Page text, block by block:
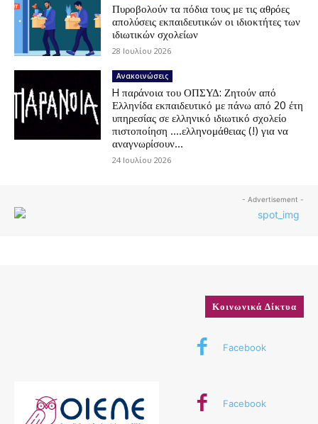
Πυροβολούν τα πόδια τους με τις αθρόες
απολύσεις εκπαιδευτικών οι ιδιοκτήτες των
ιδιωτικών σχολείων
28 Ιουλίου 2026
Ανακοινώσεις
H παράνοια του ΟΠΣΥΔ: Ζητούν από
Ελληνίδα εκπαιδευτικό με πάνω από 20 έτη
υπηρεσίας σε ελληνικό ιδιωτικό σχολείο
πιστοποίηση ….ελληνομάθειας (!) για να
αναγνωρίσουν...
24 Ιουλίου 2026
- Advertisement -
Κοινωνικά Δίκτυα
Facebook
Facebook